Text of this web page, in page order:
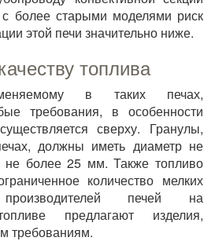
более старыми моделями риск
этой печи значительно ниже.
топлива
в таких печах,
требования, в особенности
сверху. Гранулы,
должны иметь диаметр не
более 25 мм. Также топливо
количество мелких
печей на
предлагают изделия,
требованиям.